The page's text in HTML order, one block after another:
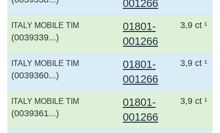
001266
ITALY MOBILE TIM
(0039339...)
01801-
001266
3,9 ct ¹
ITALY MOBILE TIM
(0039360...)
01801-
001266
3,9 ct ¹
ITALY MOBILE TIM
(0039361...)
01801-
001266
3,9 ct ¹